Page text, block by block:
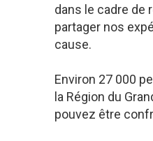
dans le cadre de
partager nos
cause.
Environ 27 000
la Région du
pouvez être